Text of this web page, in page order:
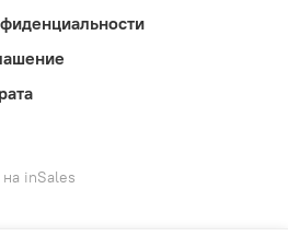
inSales